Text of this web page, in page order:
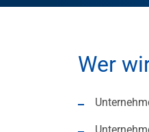
Wer